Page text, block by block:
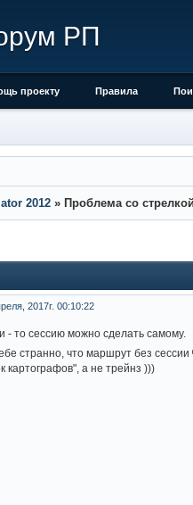
РП
проекту Правила
2012 » Проблема со
2017г. 00:10:22
- то сессию можно сделать самому.
странно, что маршрут без сессии
картографов", а не трейнз )))